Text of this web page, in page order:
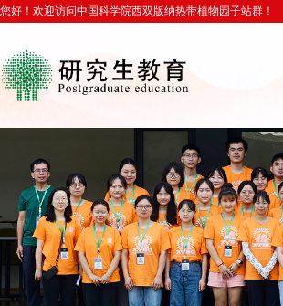
您好！欢迎访问中国科学院西双版纳热带植物园子站群！